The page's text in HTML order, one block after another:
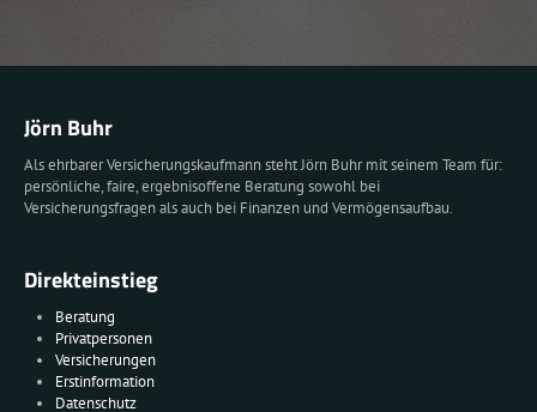
Jörn Buhr
Als ehrbarer Versicherungskaufmann steht Jörn Buhr mit seinem Team für:
persönliche, faire, ergebnisoffene Beratung sowohl bei
Versicherungsfragen als auch bei Finanzen und Vermögensaufbau.
Direkteinstieg
Beratung
Privatpersonen
Versicherungen
Erstinformation
Datenschutz